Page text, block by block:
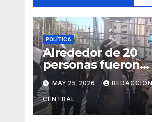
POLÍTICA
Alrededor de 20
personas fueron
aprehendidas;
Policía gasifica e
impide ingreso de
manifestantes a
MAY 25, 2026 REDACCIÓN
CENTRAL